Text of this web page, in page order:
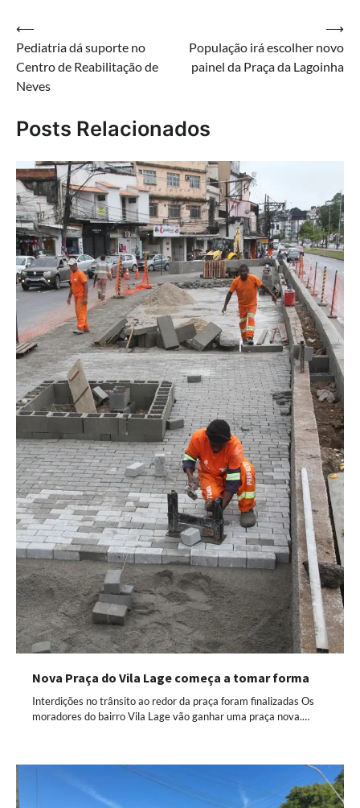
Navegação
de
Post
⟵
Pediatria dá suporte no
Centro de Reabilitação de
Neves
População irá escolher novo
painel da Praça da Lagoinha
⟶
Posts Relacionados
Nova Praça do Vila Lage começa a tomar forma
Interdições no trânsito ao redor da praça foram finalizadas Os
moradores do bairro Vila Lage vão ganhar uma praça nova.…